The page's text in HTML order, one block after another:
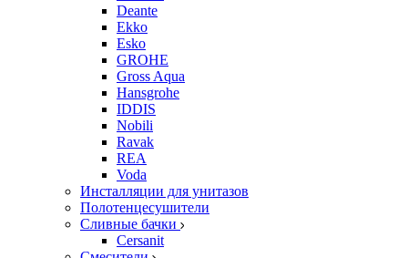
Deante
Ekko
Esko
GROHE
Gross Aqua
Hansgrohe
IDDIS
Nobili
Ravak
REA
Voda
Инсталляции для унитазов
Полотенцесушители
Сливные бачки
Cersanit